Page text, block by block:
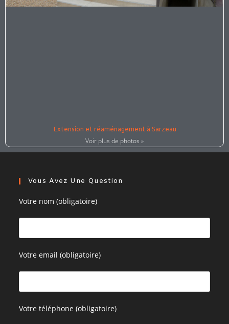
Extension et réaménagement à Sarzeau
Voir plus de photos »
Vous Avez Une Question
Votre nom (obligatoire)
Votre email (obligatoire)
Votre téléphone (obligatoire)